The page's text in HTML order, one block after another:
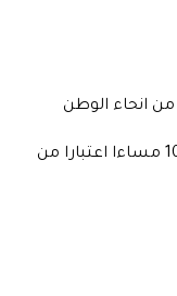
انحاء الوطن
كل يوم اربعاء باذن الله تعالى الساعة 10:30 مساءا اعتبارا من